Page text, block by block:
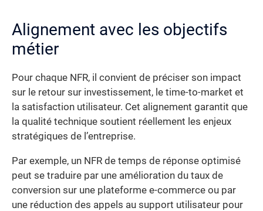
Alignement avec les objectifs
métier
Pour chaque NFR, il convient de préciser son impact
sur le retour sur investissement, le time-to-market et
la satisfaction utilisateur. Cet alignement garantit que
la qualité technique soutient réellement les enjeux
stratégiques de l’entreprise.
Par exemple, un NFR de temps de réponse optimisé
peut se traduire par une amélioration du taux de
conversion sur une plateforme e-commerce ou par
une réduction des appels au support utilisateur pour